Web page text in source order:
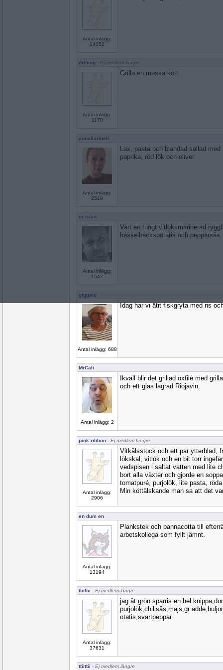
Antal inlägg:
14052
drifting - Ej medlem längre
Antal inlägg:
1178
Grilla en massa kött
annakarineli
Antal inlägg:
2519
Lax, pasta och blandad sallad
paprika, röd lök och oliver.
eeistan
Antal inlägg:
1542
Vart en tungt vitlöksmarinerad
hasselbackspotatis och
giggalo
Antal inlägg: 688
Idag har vi ätit fiskgryta med ris
MrCali
Antal inlägg: 2
Ikväll blir det grillad oxfilé med
och ett glas lagrad Riojavin.
pink ribbon - Ej medlem längre
Antal inlägg:
2906
Vitkålsstock och ett par ytterblad,
lökskal, vitlök och en bit torr
vedspisen i saltat vatten med lite
bort alla växter och gjorde en
tomatpuré, purjolök, lite pasta,
Min köttälskande man sa att det
en dum en
Antal inlägg:
13194
Plankstek och pannacotta till
arbetskollega som fyllt jämnt.
ttiittii - Ej medlem längre
Antal inlägg:
37631
jag åt grön sparris en hel
purjolök,chilisås,majs,gr
otatis,svartpeppar
ttiittii - Ej medlem längre